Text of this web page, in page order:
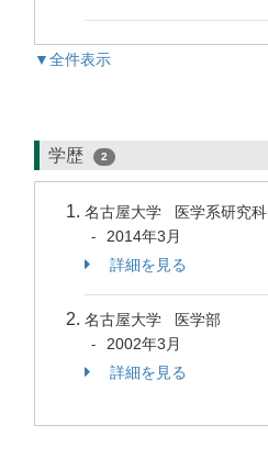
▼全件表示
学歴 2
名古屋大学 医学系研究科
-
2014年3月
詳細を見る
名古屋大学 医学部
-
2002年3月
詳細を見る